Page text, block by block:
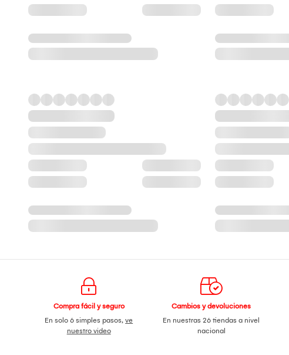
Compra fácil y seguro
En solo 6 simples pasos,ve
nuestro video
Cambios y devoluciones
En nuestras 26 tiendas a nivel
nacional